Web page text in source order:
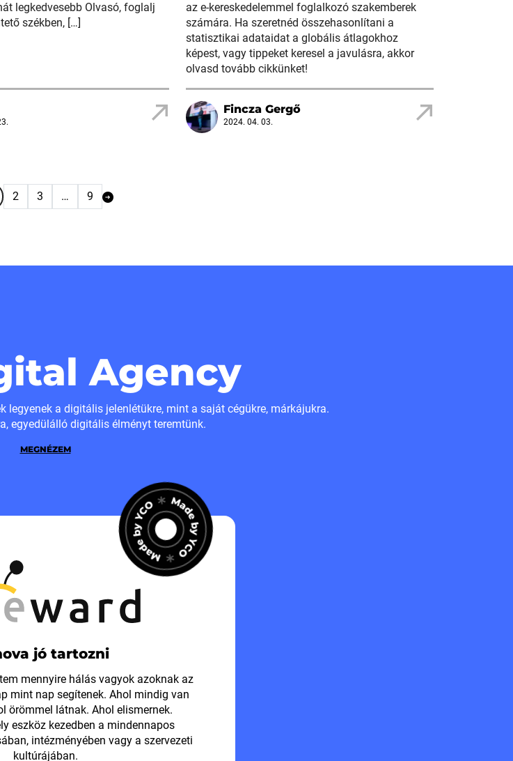
legkedvesebb Olvasó, foglalj
székben, […]
az e-kereskedelemmel foglalkozó szakemberek
számára. Ha szeretnéd összehasonlítani a
statisztikai adataidat a globális átlagokhoz
képest, vagy tippeket keresel a javulásra, akkor
olvasd tovább cikkünket!
Fincza Gergő
2024. 04. 03.
2 3 … 9
Agency
legyenek a digitális jelenlétükre, mint a saját cégükre, márkájukra.
egyedülálló digitális élményt teremtünk.
MEGNÉZEM
jó tartozni
mennyire hálás vagyok azoknak az
mint nap segítenek. Ahol mindig van
örömmel látnak. Ahol elismernek.
eszköz kezedben a mindennapos
intézményében vagy a szervezeti
kultúrájában.